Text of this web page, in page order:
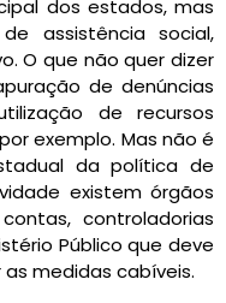
dos estados, mas
assistência social,
O que não quer dizer
de denúncias
de recursos
exemplo. Mas não é
da política de
existem órgãos
controladorias
Público que deve
medidas cabíveis.